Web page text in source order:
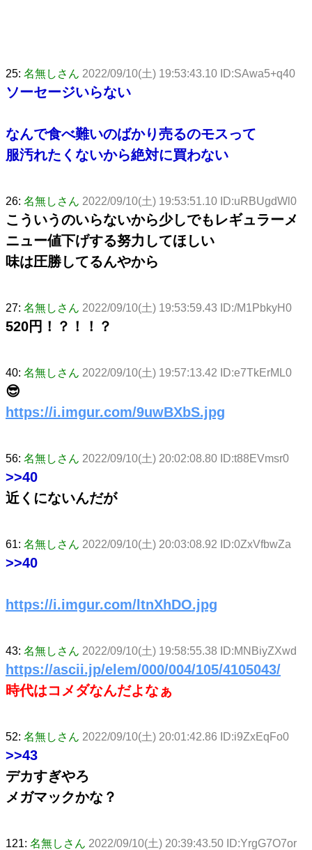
25: 名無しさん 2022/09/10(土) 19:53:43.10 ID:SAwa5+q40
ソーセージいらない
なんで食べ難いのばかり売るのモスって
服汚れたくないから絶対に買わない
26: 名無しさん 2022/09/10(土) 19:53:51.10 ID:uRBUgdWl0
こういうのいらないから少しでもレギュラーメ
ニュー値下げする努力してほしい
味は圧勝してるんやから
27: 名無しさん 2022/09/10(土) 19:53:59.43 ID:/M1PbkyH0
520円！？！！？
40: 名無しさん 2022/09/10(土) 19:57:13.42 ID:e7TkErML0
😎
https://i.imgur.com/9uwBXbS.jpg
56: 名無しさん 2022/09/10(土) 20:02:08.80 ID:t88EVmsr0
>>40
近くにないんだが
61: 名無しさん 2022/09/10(土) 20:03:08.92 ID:0ZxVfbwZa
>>40
https://i.imgur.com/ltnXhDO.jpg
43: 名無しさん 2022/09/10(土) 19:58:55.38 ID:MNBiyZXwd
https://ascii.jp/elem/000/004/105/4105043/
時代はコメダなんだよなぁ
52: 名無しさん 2022/09/10(土) 20:01:42.86 ID:i9ZxEqFo0
>>43
デカすぎやろ
メガマックかな？
121: 名無しさん 2022/09/10(土) 20:39:43.50 ID:YrgG7O7or